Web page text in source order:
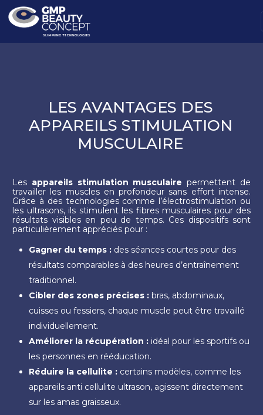
LES AVANTAGES DES
APPAREILS STIMULATION
MUSCULAIRE
Les appareils stimulation musculaire permettent de
travailler les muscles en profondeur sans effort intense.
Grâce à des technologies comme l’électrostimulation ou
les ultrasons, ils stimulent les fibres musculaires pour des
résultats visibles en peu de temps. Ces dispositifs sont
particulièrement appréciés pour :
Gagner du temps : des séances courtes pour des
résultats comparables à des heures d’entraînement
traditionnel.
Cibler des zones précises : bras, abdominaux,
cuisses ou fessiers, chaque muscle peut être travaillé
individuellement.
Améliorer la récupération : idéal pour les sportifs ou
les personnes en rééducation.
Réduire la cellulite : certains modèles, comme les
appareils anti cellulite ultrason, agissent directement
sur les amas graisseux.